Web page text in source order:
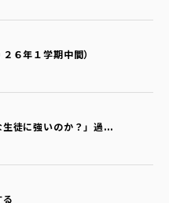
６年１学期中間）
生徒に強いのか？」過...
る